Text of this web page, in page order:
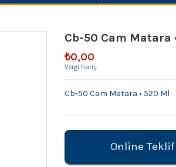
Cb-50 Cam Matara
₺0,00
Vergi hariç
Cb-50 Cam Matara • 520 Ml
Online Teklif